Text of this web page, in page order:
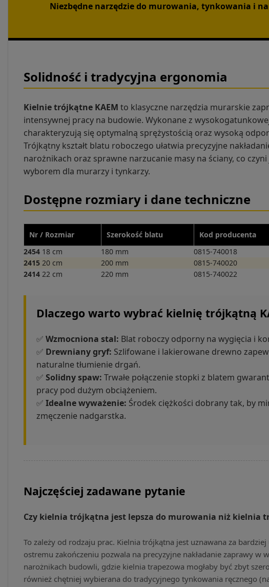
Niezbędne narzędzie do murowania, tynkowania i
Solidność i tradycyjna ergonomia
Kielnie trójkątne KAEM to klasyczne narzędzia murarskie
intensywnej pracy na budowie. Wykonane z
charakteryzują się optymalną sprężystością oraz wysoką
Trójkątny kształt blatu roboczego ułatwia precyzyjne
narożnikach oraz sprawne narzucanie masy na ściany, co
wyborem dla murarzy i tynkarzy.
Dostępne rozmiary i dane techniczne
Nr / Rozmiar Szerokość blatu Kod producenta
2454 18 cm 180 mm 0815-740018
2415 20 cm 200 mm 0815-740020
2414 22 cm 220 mm 0815-740022
Dlaczego warto wybrać kielnię trójkątną
✅ Wzmocniona stal: Blat roboczy odporny na wygięcia i
✅ Drewniany gryf: Szlifowane i lakierowane drewno
naturalne tłumienie drgań.
✅ Solidny spaw: Trwałe połączenie stopki z blatem
pracy pod dużym obciążeniem.
✅ Idealne wyważenie: Środek ciężkości dobrany tak, by
zmęczenie nadgarstka.
Najczęściej zadawane pytanie
Czy kielnia trójkątna jest lepsza do murowania niż kielnia
To zależy od rodzaju prac. Kielnia trójkątna jest uznawana za bardziej
ostremu zakończeniu pozwala na precyzyjne nakładanie zaprawy w
narożnikach budowli, gdzie kielnia trapezowa mogłaby być zbyt
również chętniej wybierana do tradycyjnego tynkowania ręcznego